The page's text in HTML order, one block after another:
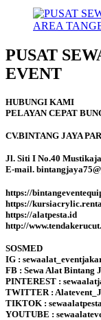
PUSAT
EVENT
HUBUNGI KAMI
PELAYAN CEPAT
CV.BINTANG JAYA
Jl. Siti I No.40
E-mail.
https://
https://
https://alatpesta.id
http://
SOSMED
IG :
FB : Sewa Alat Bintang
PINTEREST :
TWITTER :
TIKTOK :
YOUTUBE :